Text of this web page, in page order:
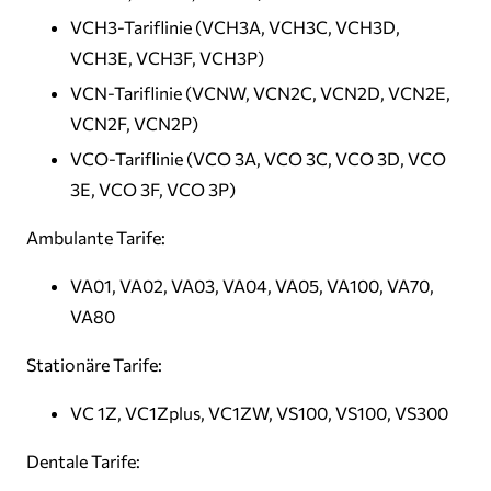
VCH3-Tariflinie (VCH3A, VCH3C, VCH3D,
VCH3E, VCH3F, VCH3P)
VCN-Tariflinie (VCNW, VCN2C, VCN2D, VCN2E,
VCN2F, VCN2P)
VCO-Tariflinie (VCO 3A, VCO 3C, VCO 3D, VCO
3E, VCO 3F, VCO 3P)
Ambulante Tarife:
VA01, VA02, VA03, VA04, VA05, VA100, VA70,
VA80
Stationäre Tarife:
VC 1Z, VC1Zplus, VC1ZW, VS100, VS100, VS300
Dentale Tarife: